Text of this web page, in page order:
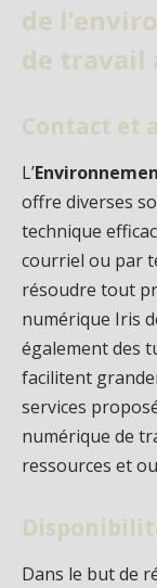
de
de travail
Contact et
L’
offre diverses
technique
courriel ou par
résoudre tout
numérique Iris
également des
facilitent
services
numérique de
ressources et
Dans le but de